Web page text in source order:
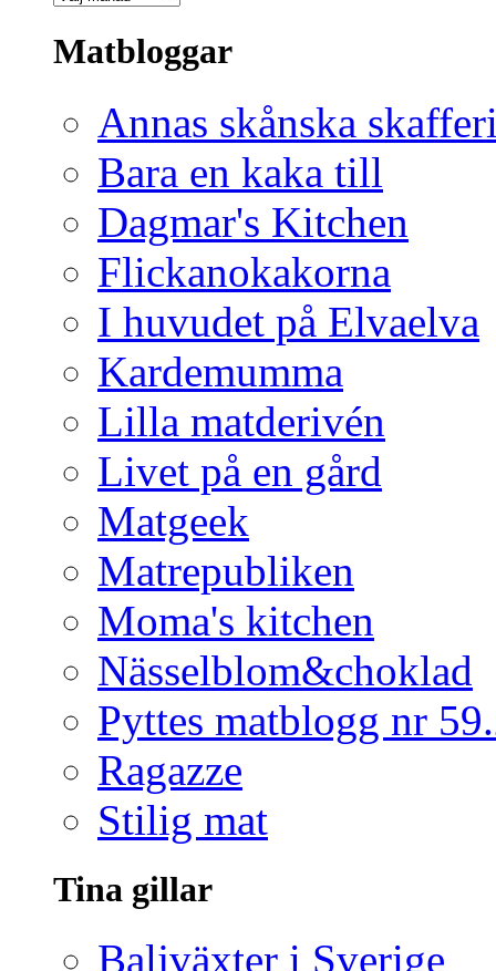
Matbloggar
Annas skånska
Bara en kaka till
Dagmar's Kitchen
Flickanokakorna
I huvudet på Elvaelva
Kardemumma
Lilla matderivén
Livet på en gård
Matgeek
Matrepubliken
Moma's kitchen
Nässelblom&choklad
Pyttes matblogg nr
Ragazze
Stilig mat
Tina gillar
Baljväxter i Sverige